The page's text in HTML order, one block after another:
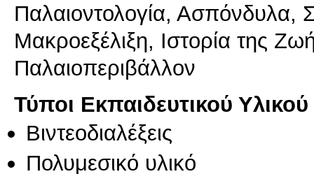
Παλαιοντολογία, Ασπόνδυλα,
Μακροεξέλιξη, Ιστορία της
Παλαιοπεριβάλλον
Τύποι Εκπαιδευτικού Υλικού
Βιντεοδιαλέξεις
Πολυμεσικό υλικό